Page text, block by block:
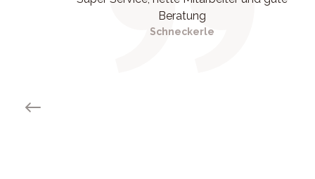
Beratung
Schneckerle